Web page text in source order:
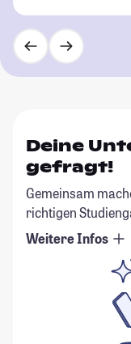
Deine
gefragt!
Gemeinsam
richtigen
Weitere Infos